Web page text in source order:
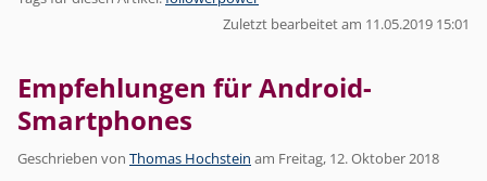
Zuletzt bearbeitet am 11.05.2019 15:01
Empfehlungen für Android-
Smartphones
Geschrieben von Thomas Hochstein am Freitag, 12. Oktober 2018